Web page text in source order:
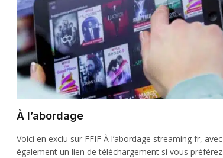
À l’abordage
Voici en exclu sur FFIF À l’abordage streaming fr, avec
également un lien de téléchargement si vous préférez